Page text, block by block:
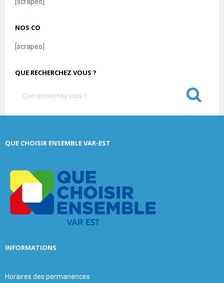
NOS CO
[scrapeo]
QUE RECHERCHEZ VOUS ?
h
S
QUE CHOISIR ENSEMBLE VAR-EST
INFORMATIONS
Horaires des permanences